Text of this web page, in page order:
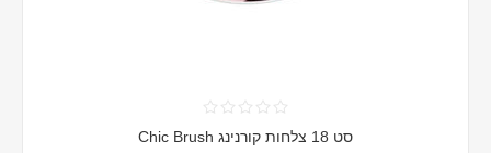
סט 18 צלחות קורנינג Chic Brush